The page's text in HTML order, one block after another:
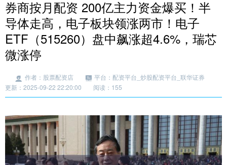
券商按月配资 200亿主力资金爆买！半
导体走高，电子板块领涨两市！电子
ETF（515260）盘中飙涨超4.6%，瑞芯
微涨停
作者：股票配资店
平台：配资平台_炒股配资平台_联华证券
更新：2025-09-22 22:20:00
阅读：155